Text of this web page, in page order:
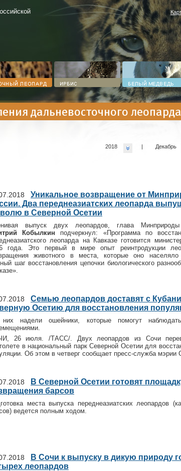
дальневосточного
Декабрь
2018 |
Уникальное возвращение от
Два переднеазиатских леопарда
в Северной Осетии
выпуск двух леопардов, глава
Кобылкин подчеркнул: «Программа по
леопарда на Кавказе готовится
года. Это первый в мире опыт реинтродукции
животного в места, которые оно
шаг восстановления цепочки биологического
Семью леопардов доставят с
Осетию для восстановления
надели ошейники, которые помогут
26 июля. /ТАСС/. Двух леопардов из Сочи
в национальный парк Северной Осетии для
Об этом в четверг сообщает пресс-служба мэрии
В Северной Осетии готовят
барсов
места выпуска переднеазиатских леопардов
ведется полным ходом.
В Сочи к выпуску в дикую природу
леопардов